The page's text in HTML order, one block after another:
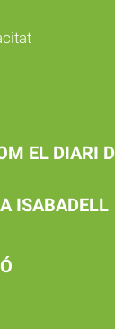
EL DIARI
ISABADELL